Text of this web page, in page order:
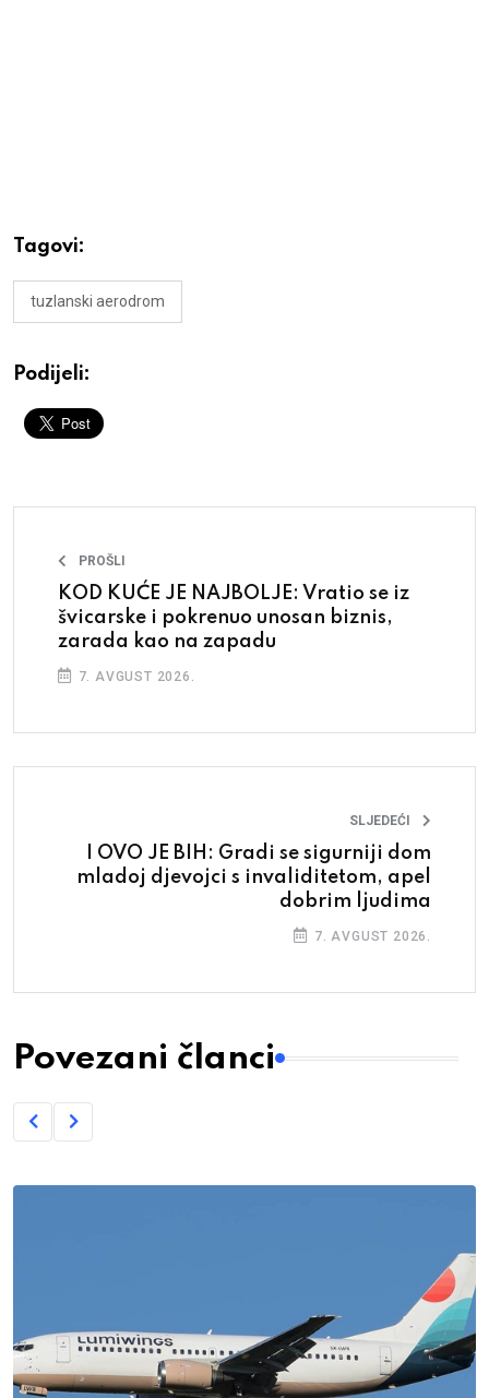
Tagovi:
tuzlanski aerodrom
Podijeli:
PROŠLI
KOD KUĆE JE NAJBOLJE: Vratio se iz
švicarske i pokrenuo unosan biznis,
zarada kao na zapadu
7. AVGUST 2026.
SLJEDEĆI
I OVO JE BIH: Gradi se sigurniji dom
mladoj djevojci s invaliditetom, apel
dobrim ljudima
7. AVGUST 2026.
Povezani članci